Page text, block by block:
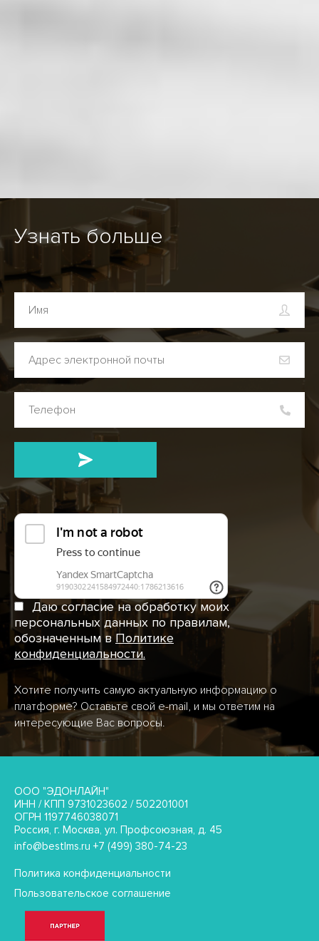
Узнать больше
Даю согласие на обработку моих
персональных данных по правилам,
обозначенным вПолитике
конфиденциальности.
Хотите получить самую актуальную информацию о
платформе? Оставьте свой e-mail, и мы ответим на
интересующие Вас вопросы.
ООО "ЭДОНЛАЙН"
ИНН / КПП 9731023602 / 502201001
ОГРН 1197746038071
Россия, г. Москва, ул. Профсоюзная, д. 45
info@bestlms.ru +7 (499) 380-74-23
Политика конфиденциальности
Пользовательское соглашение